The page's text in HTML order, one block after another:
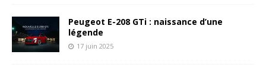
Peugeot E-208 GTi : naissance d’une
légende
17 juin 2025